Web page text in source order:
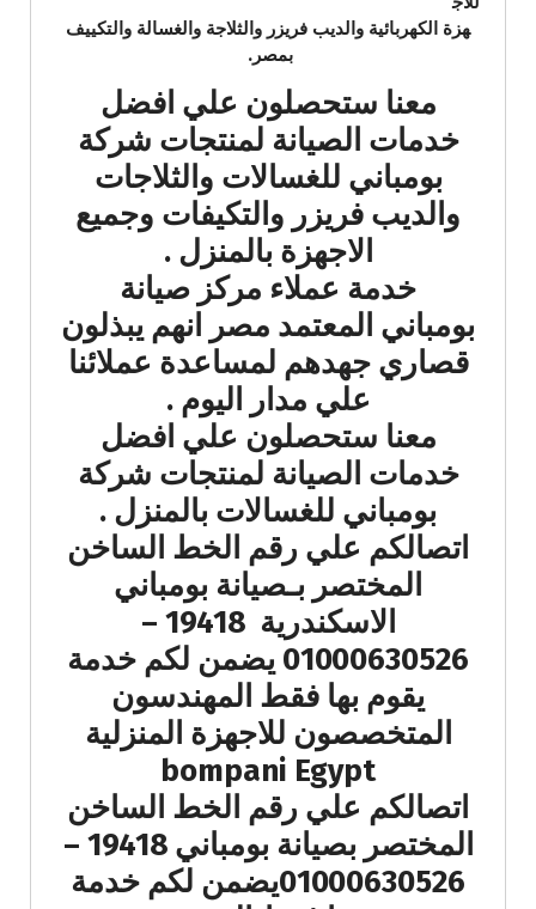
هزة الكهربائية والديب فريزر والثلاجة والغسالة والتكييف
بمصر.
معنا ستحصلون علي افضل
خدمات الصيانة لمنتجات شركة
بومباني للغسالات والثلاجات
والديب فريزر والتكيفات وجميع
الاجهزة بالمنزل .
خدمة عملاء مركز صيانة
بومباني المعتمد مصر انهم يبذلون
قصاري جهدهم لمساعدة عملائنا
علي مدار اليوم .
معنا ستحصلون علي افضل
خدمات الصيانة لمنتجات شركة
بومباني للغسالات بالمنزل .
اتصالكم علي رقم الخط الساخن
المختصر بـصيانة بومباني
الاسكندرية 19418 –
01000630526 يضمن لكم خدمة
يقوم بها فقط المهندسون
المتخصصون للاجهزة المنزلية
bompani Egypt
اتصالكم علي رقم الخط الساخن
المختصر بصيانة بومباني 19418 –
01000630526يضمن لكم خدمة